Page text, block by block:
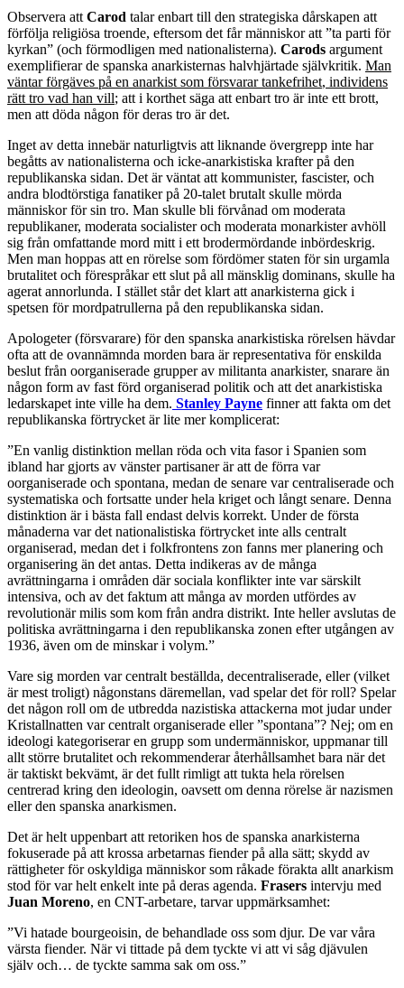
Observera att Carod talar enbart till den strategiska dårskapen att
förfölja religiösa troende, eftersom det får människor att ”ta parti för
kyrkan” (och förmodligen med nationalisterna). Carods argument
exemplifierar de spanska anarkisternas halvhjärtade självkritik. Man
väntar förgäves på en anarkist som försvarar tankefrihet, individens
rätt tro vad han vill; att i korthet säga att enbart tro är inte ett brott,
men att döda någon för deras tro är det.
Inget av detta innebär naturligtvis att liknande övergrepp inte har
begåtts av nationalisterna och icke-anarkistiska krafter på den
republikanska sidan. Det är väntat att kommunister, fascister, och
andra blodtörstiga fanatiker på 20-talet brutalt skulle mörda
människor för sin tro. Man skulle bli förvånad om moderata
republikaner, moderata socialister och moderata monarkister avhöll
sig från omfattande mord mitt i ett brodermördande inbördeskrig.
Men man hoppas att en rörelse som fördömer staten för sin urgamla
brutalitet och förespråkar ett slut på all mänsklig dominans, skulle ha
agerat annorlunda. I stället står det klart att anarkisterna gick i
spetsen för mordpatrullerna på den republikanska sidan.
Apologeter (försvarare) för den spanska anarkistiska rörelsen hävdar
ofta att de ovannämnda morden bara är representativa för enskilda
beslut från oorganiserade grupper av militanta anarkister, snarare än
någon form av fast förd organiserad politik och att det anarkistiska
ledarskapet inte ville ha dem. Stanley Payne finner att fakta om det
republikanska förtrycket är lite mer komplicerat:
”En vanlig distinktion mellan röda och vita fasor i Spanien som
ibland har gjorts av vänster partisaner är att de förra var
oorganiserade och spontana, medan de senare var centraliserade och
systematiska och fortsatte under hela kriget och långt senare. Denna
distinktion är i bästa fall endast delvis korrekt. Under de första
månaderna var det nationalistiska förtrycket inte alls centralt
organiserad, medan det i folkfrontens zon fanns mer planering och
organisering än det antas. Detta indikeras av de många
avrättningarna i områden där sociala konflikter inte var särskilt
intensiva, och av det faktum att många av morden utfördes av
revolutionär milis som kom från andra distrikt. Inte heller avslutas de
politiska avrättningarna i den republikanska zonen efter utgången av
1936, även om de minskar i volym.”
Vare sig morden var centralt beställda, decentraliserade, eller (vilket
är mest troligt) någonstans däremellan, vad spelar det för roll? Spelar
det någon roll om de utbredda nazistiska attackerna mot judar under
Kristallnatten var centralt organiserade eller ”spontana”? Nej; om en
ideologi kategoriserar en grupp som undermänniskor, uppmanar till
allt större brutalitet och rekommenderar återhållsamhet bara när det
är taktiskt bekvämt, är det fullt rimligt att tukta hela rörelsen
centrerad kring den ideologin, oavsett om denna rörelse är nazismen
eller den spanska anarkismen.
Det är helt uppenbart att retoriken hos de spanska anarkisterna
fokuserade på att krossa arbetarnas fiender på alla sätt; skydd av
rättigheter för oskyldiga människor som råkade förakta allt anarkism
stod för var helt enkelt inte på deras agenda. Frasers intervju med
Juan Moreno, en CNT-arbetare, tarvar uppmärksamhet:
”Vi hatade bourgeoisin, de behandlade oss som djur. De var våra
värsta fiender. När vi tittade på dem tyckte vi att vi såg djävulen
själv och… de tyckte samma sak om oss.”